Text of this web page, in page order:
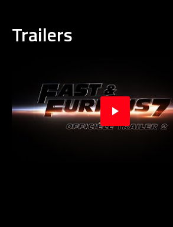
Trailers